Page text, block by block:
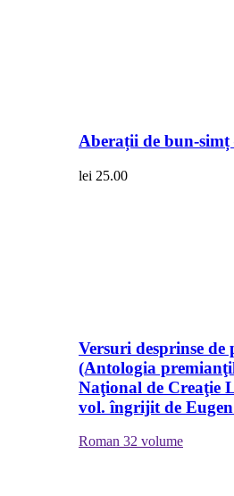
Aberații de bun-simț
lei 25.00
Versuri desprinse de
(Antologia
Naţional de Creaţie
vol. îngrijit de
Roman 32 volume